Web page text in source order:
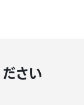
さい